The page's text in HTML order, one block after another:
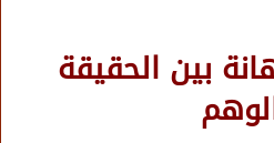
بين الحقيقة